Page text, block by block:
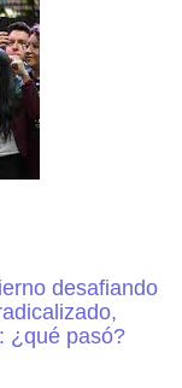
desafiando
¿qué pasó?